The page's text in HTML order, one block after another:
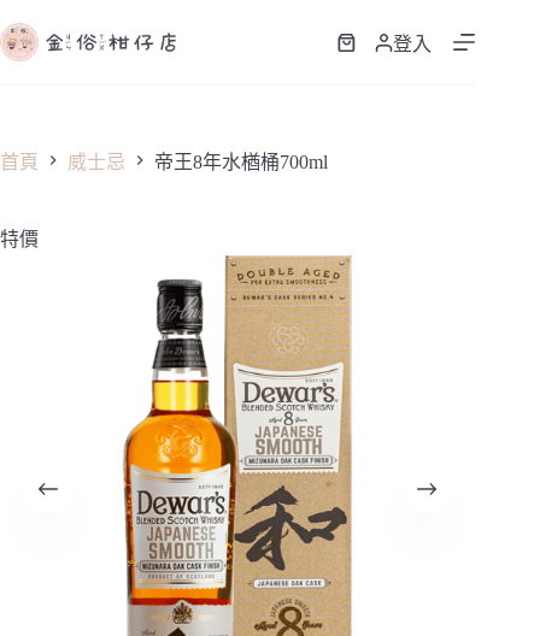
至
容
購
登入
首頁 威士忌 帝王8年水楢桶700ml
特價